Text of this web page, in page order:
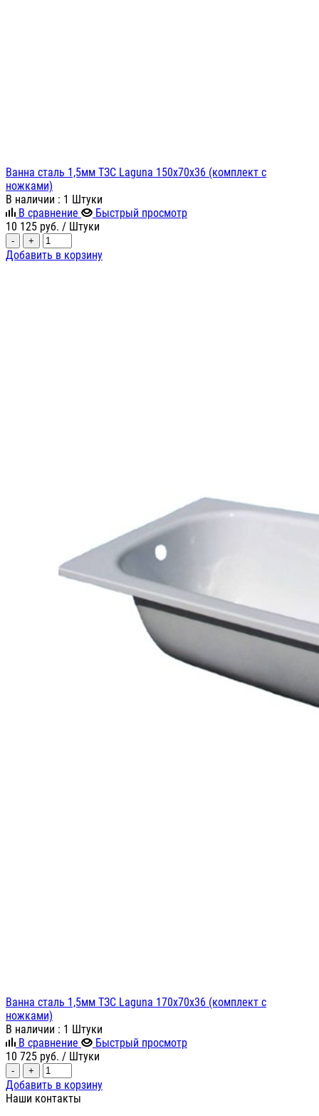
Ванна сталь 1,5мм ТЗС Laguna 150х70х36 (комплект с
ножками)
В наличии : 1 Штуки
В сравнение
Быстрый просмотр
10 125 руб. / Штуки
- +
Добавить в корзину
Ванна сталь 1,5мм ТЗС Laguna 170х70х36 (комплект с
ножками)
В наличии : 1 Штуки
В сравнение
Быстрый просмотр
10 725 руб. / Штуки
- +
Добавить в корзину
Наши контакты